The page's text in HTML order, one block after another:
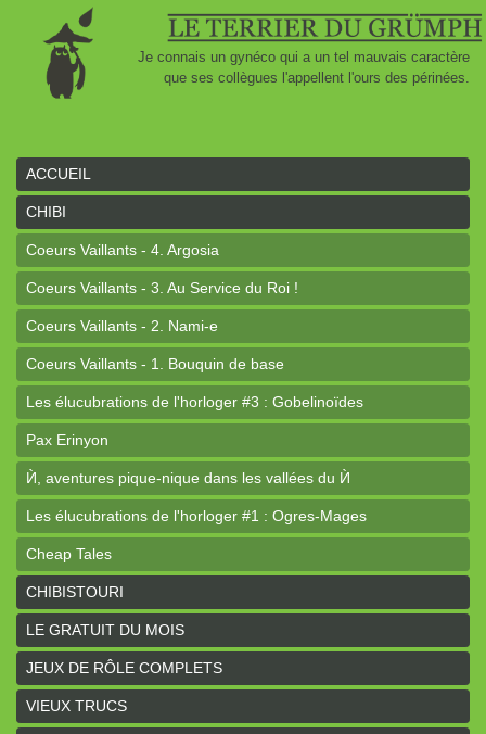
Je connais un gynéco qui a un tel mauvais caractère
que ses collègues l'appellent l'ours des périnées.
ACCUEIL
CHIBI
Coeurs Vaillants - 4. Argosia
Coeurs Vaillants - 3. Au Service du Roi !
Coeurs Vaillants - 2. Nami-e
Coeurs Vaillants - 1. Bouquin de base
Les élucubrations de l'horloger #3 : Gobelinoïdes
Pax Erinyon
Ѝ, aventures pique-nique dans les vallées du Ѝ
Les élucubrations de l'horloger #1 : Ogres-Mages
Cheap Tales
Intrépides
Coeurs Vaillants - Aventures
Coeurs Vaillants - Ogres de gel
Coeurs Vaillants - Compagnon2
CHIBISTOURI
LE GRATUIT DU MOIS
JEUX DE RÔLE COMPLETS
VIEUX TRUCS